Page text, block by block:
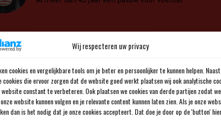
Wij respecteren uw privacy
cookies en vergelijkbare tools om je beter en persoonlijker te kunnen helpen. Naast
cookies die ervoor zorgen dat de website goed werkt plaatsen wij ook analytische
website constant te verbeteren. Ook plaatsen we cookies van derde partijen zodat
website kunnen volgen en je relevante content kunnen laten zien. Als je onze
dan is het nodig dat je onze cookies accepteert. Dat doe je door op de 'button'
reactie
wordt niet gepubliceerd. Verplichte velden zijn